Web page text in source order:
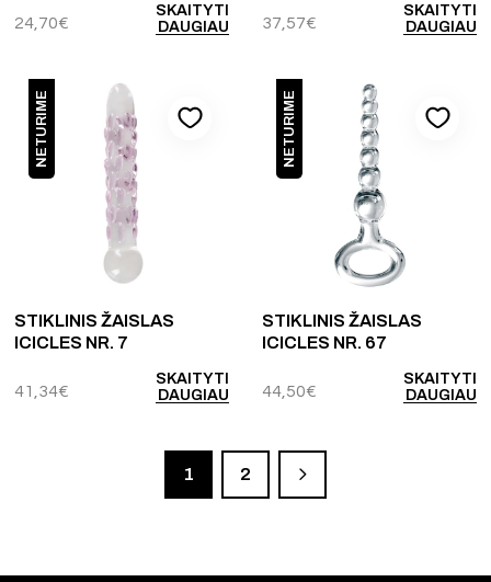
24,70€
SKAITYTI
DAUGIAU
37,57€
SKAITYTI
DAUGIAU
NETURIME
STIKLINIS ŽAISLAS
ICICLES NR. 7
41,34€
SKAITYTI
DAUGIAU
NETURIME
STIKLINIS ŽAISLAS
ICICLES NR. 67
44,50€
SKAITYTI
DAUGIAU
1 2